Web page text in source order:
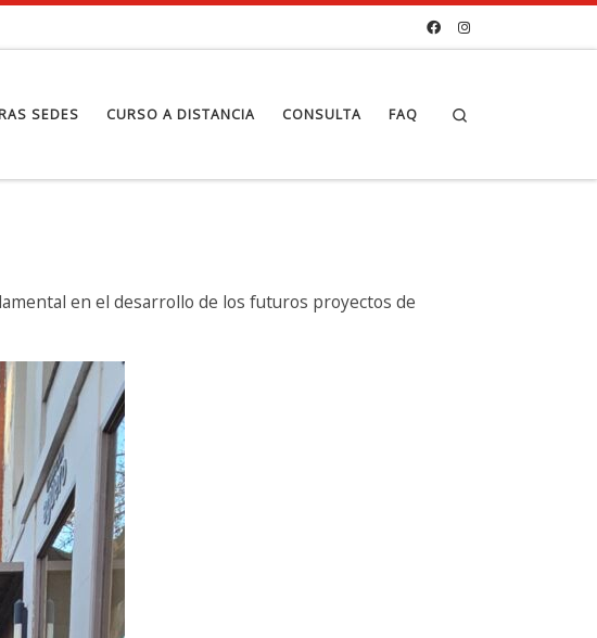
SEDES CURSO A DISTANCIA CONSULTA FAQ
en el desarrollo de los futuros proyectos de